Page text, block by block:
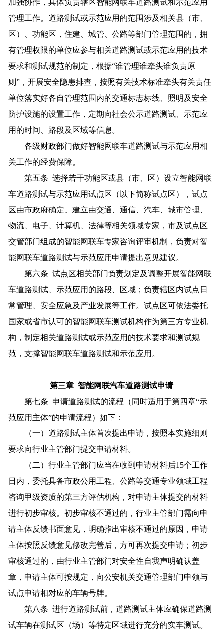
加强协作，具体负责辖区智能网联车道路测试和示范应用
管理工作。道路测试或示范应用的范围涉及相关县（市、
区）、功能区，住建、城管、公路等部门管理范围的，拥
有管理权限的单位应参与相关道路测试或示范应用的技术
要求和测试规范的制定，根据“谁管理谁牵头谁负责原
则”，开展安全隐患排查，按照有关技术标准牵头有关责任
单位落实好各自管理范围内的交通标志标线、照明及安全
防护设施的设置工作，定期向社会公示道路测试、示范应
用的时间、路段及区域等信息。
各级财政部门做好智能网联车道路测试与示范应用相
关工作的经费保障。
第五条 选择若干功能区或县（市、区）设立智能网联
车道路测试与示范应用试点区（以下简称试点区），试点
区由市政府确定。建立由交通、通信、汽车、城市管理、
物流、电子、计算机、法律等相关领域专家，市及试点区
交管部门组成的智能网联车专家咨询评审机制，负责对智
能网联车道路测试与示范应用申请提出意见建议。
第六条 试点区相关部门负责划定及调整开展智能网联
车道路测试、示范应用的路段、区域；负责辖区内试点日
常管理、安全应急及产业发展等工作。试点区可依法委托
国家或省市认可的智能网联车测试机构作为第三方专业机
构，制定相关道路测试或示范应用的技术要求和测试规
范，支撑智能网联车道路测试和示范应用。
第三章 智能网联汽车道路测试申请
第七条 申请道路测试的流程（同时适用于第四章“示
范应用主体”的申请流程）如下：
（一）道路测试主体首次提出申请，按照本实施细则
要求向行业主管部门提交申请材料。
（二）行业主管部门应当在收到申请材料后15个工作
日内，委托具备市政公用工程、公路等交通专业领域工程
咨询甲级资质的第三方评估机构，对申请主体提交的材料
进行初步审核。初步审核不通过的，行业主管部门需向申
请主体反馈书面意见，明确指出审核不通过的原因，申请
主体按照反馈意见修改完善后，方可再次提交申请；初步
审核通过的，由行业主管部门对安全性自我声明确认盖
章，申请主体可按规定，向公安机关交通管理部门申领与
试点申请相对应的车辆号牌。
第八条 进行道路测试前，道路测试主体应确保道路测
试车辆在测试区（场）等特定区域进行充分的实车测试。